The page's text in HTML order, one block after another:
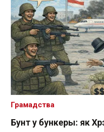
Бунт у бункеры: як
Грамадства